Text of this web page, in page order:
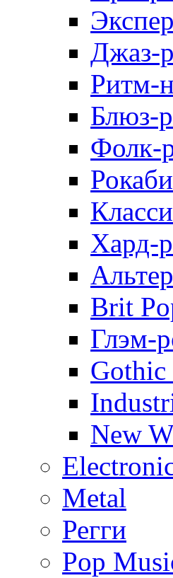
Джаз-
Ритм-
Блюз-
Фолк-
Хард-
Brit
Глэм-
Gothic
New
Metal
Регги
Pop